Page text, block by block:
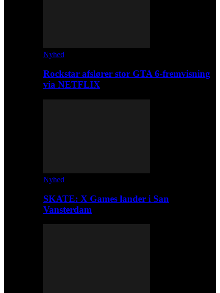
Nyhed
Rockstar afslører stor GTA 6-fremvisning
via NETFLIX
Nyhed
SKATE: X Games lander i San
Vansterdam